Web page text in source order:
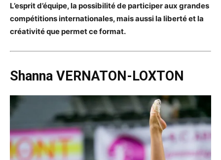
L’esprit d’équipe, la possibilité de participer aux grandes
compétitions internationales, mais aussi la liberté et la
créativité que permet ce format.
Shanna VERNATON-LOXTON